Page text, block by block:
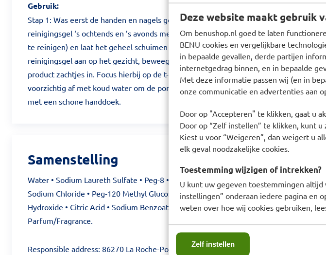
Deze website maakt gebruik
Om benushop.nl goed te laten
BENU cookies en vergelijkbare
in bepaalde gevallen, derde partijen
internetgedrag binnen, en in bepaalde
Met deze informatie passen wij (en in
onze communicatie en advertenties aan
Door op "Accepteren" te klikken, gaat u
Door op “Zelf instellen” te klikken, kunt
Kiest u voor “Weigeren”, dan weigert u
elk geval noodzakelijke cookies.
Toestemming wijzigen of intrekken?
U kunt uw gegeven toestemmingen
instellingen” onderaan iedere pagina en
weten over hoe wij cookies gebruiken,
Zelf instellen
Gebruik:
Stap 1: Was eerst de handen en nagels goed. Stap 2: Meng de dagelijkse
reinigingsgel ‘s ochtends en ’s avonds met lauw-warm water (om de poriën goed
te reinigen) en laat het geheel schuimen in de handen. Stap 3: Breng de
reinigingsgel aan op het gezicht, beweeg in cirkels over de huid en masseer het
product zachtjes in. Focus hierbij op de t-zone en de nek. Stap 4: Spoel
voorzichtig af met koud water om de poriën te sluiten en dep je gezicht droog
met een schone handdoek.
Samenstelling
Water • Sodium Laureth Sulfate • Peg-8 • Coco-Betaine • Hexylene Glycol •
Sodium Chloride • Peg-120 Methyl Glucose Dioleate • Zinc Pca • Sodium
Hydroxide • Citric Acid • Sodium Benzoate • Phenoxyethanol • Caprylyl Glycol •
Parfum/Fragrance.
Responsible address: 86270 La Roche-Posay France. Responsible Contact: